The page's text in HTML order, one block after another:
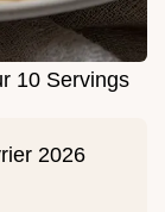
10 Servings
2026